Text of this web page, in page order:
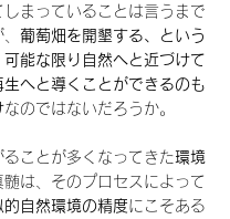
しまっていることは言うまで
葡萄畑を開墾する、という
可能な限り自然へと近づけて
生へと導くことができるのも
なのではないだろうか。
ことが多くなってきた環境
髄は、そのプロセスによって
的自然環境の精度にこそある